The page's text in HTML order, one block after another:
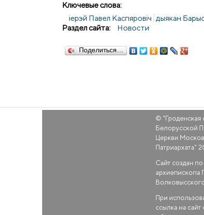
Ключевые слова:
іерэй Павел Каспяровіч дыякан
Раздел сайта:
Новости
Поделиться…
© "Гроденская
Белорусской
Церкви
Патриархата"
Сайт создан
архиепископа
При
ссылка на сайт